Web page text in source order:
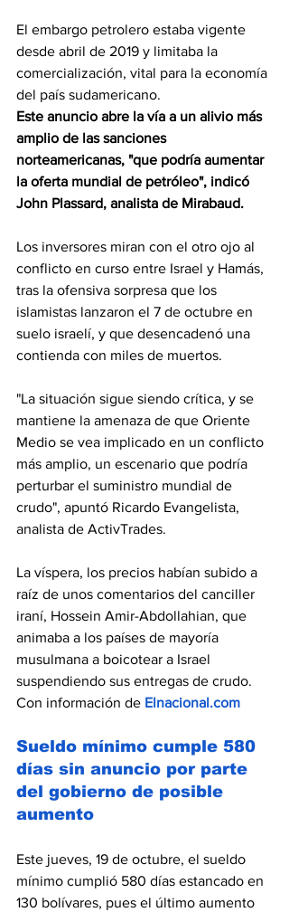
El embargo petrolero estaba vigente
desde abril de 2019 y limitaba la
comercialización, vital para la economía
del país sudamericano.
Este anuncio abre la vía a un alivio más
amplio de las sanciones
norteamericanas, "que podría aumentar
la oferta mundial de petróleo", indicó
John Plassard, analista de Mirabaud.
Los inversores miran con el otro ojo al
conflicto en curso entre Israel y Hamás,
tras la ofensiva sorpresa que los
islamistas lanzaron el 7 de octubre en
suelo israelí, y que desencadenó una
contienda con miles de muertos.
"La situación sigue siendo crítica, y se
mantiene la amenaza de que Oriente
Medio se vea implicado en un conflicto
más amplio, un escenario que podría
perturbar el suministro mundial de
crudo", apuntó Ricardo Evangelista,
analista de ActivTrades.
La víspera, los precios habían subido a
raíz de unos comentarios del canciller
iraní, Hossein Amir-Abdollahian, que
animaba a los países de mayoría
musulmana a boicotear a Israel
suspendiendo sus entregas de crudo.
Con información de Elnacional.com
Sueldo mínimo cumple 580
días sin anuncio por parte
del gobierno de posible
aumento
Este jueves, 19 de octubre, el sueldo
mínimo cumplió 580 días estancado en
130 bolívares, pues el último aumento